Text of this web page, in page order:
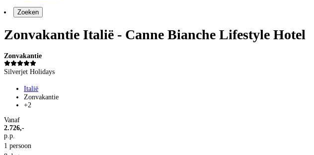
Zoeken
Zonvakantie Italië - Canne Bianche Lifestyle Hotel
Zonvakantie
Silverjet Holidays
Italië
Zonvakantie
+2
Vanaf
2.726,-
p.p.
1 persoon